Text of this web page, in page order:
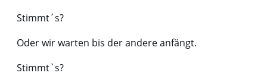
Stimmt´s?
Oder wir warten bis der andere anfängt.
Stimmt`s?